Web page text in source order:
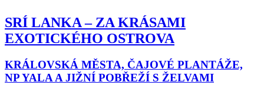
SRÍ LANKA – ZA KRÁSAMI
EXOTICKÉHO OSTROVA
KRÁLOVSKÁ MĚSTA, ČAJOVÉ PLANTÁŽE,
NP YALA A JIŽNÍ POBŘEŽÍ S ŽELVAMI